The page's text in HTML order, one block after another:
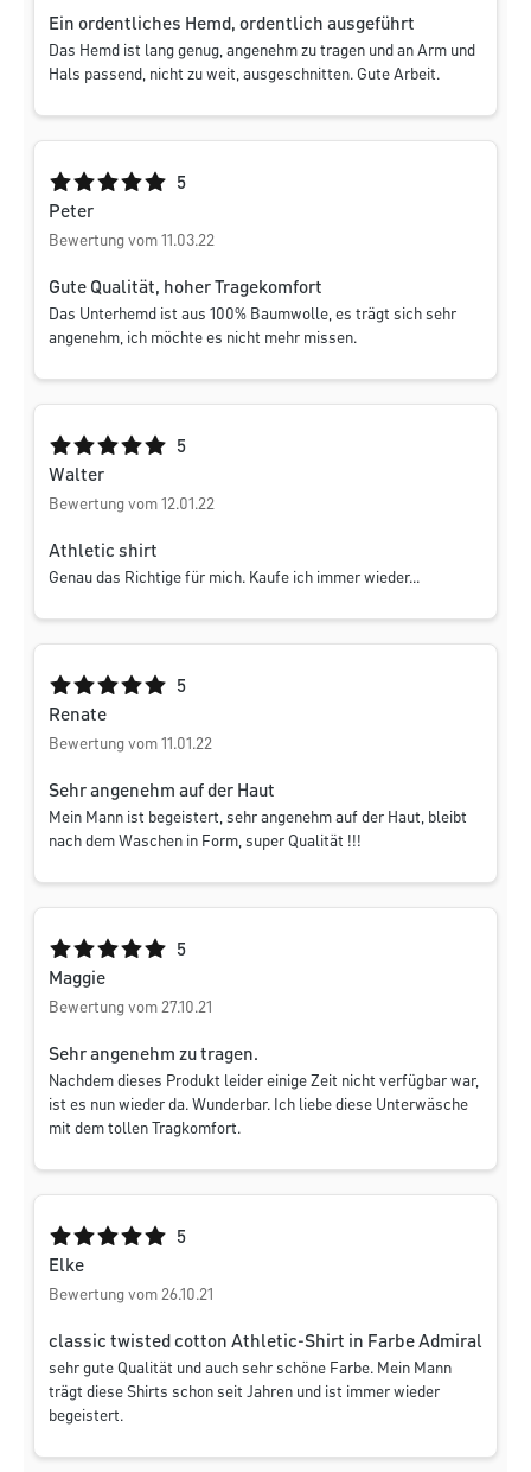
Ein ordentliches Hemd, ordentlich ausgeführt
Das Hemd ist lang genug, angenehm zu tragen und an Arm und
Hals passend, nicht zu weit, ausgeschnitten. Gute Arbeit.
Durchschnittliche Bewertung von 5 von 5 Sternen
5
Peter
Bewertung vom 11.03.22
Gute Qualität, hoher Tragekomfort
Das Unterhemd ist aus 100% Baumwolle, es trägt sich sehr
angenehm, ich möchte es nicht mehr missen.
Durchschnittliche Bewertung von 5 von 5 Sternen
5
Walter
Bewertung vom 12.01.22
Athletic shirt
Genau das Richtige für mich. Kaufe ich immer wieder...
Durchschnittliche Bewertung von 5 von 5 Sternen
5
Renate
Bewertung vom 11.01.22
Sehr angenehm auf der Haut
Mein Mann ist begeistert, sehr angenehm auf der Haut, bleibt
nach dem Waschen in Form, super Qualität !!!
Durchschnittliche Bewertung von 5 von 5 Sternen
5
Maggie
Bewertung vom 27.10.21
Sehr angenehm zu tragen.
Nachdem dieses Produkt leider einige Zeit nicht verfügbar war,
ist es nun wieder da. Wunderbar. Ich liebe diese Unterwäsche
mit dem tollen Tragkomfort.
Durchschnittliche Bewertung von 5 von 5 Sternen
5
Elke
Bewertung vom 26.10.21
classic twisted cotton Athletic-Shirt in Farbe Admiral
sehr gute Qualität und auch sehr schöne Farbe. Mein Mann
trägt diese Shirts schon seit Jahren und ist immer wieder
begeistert.